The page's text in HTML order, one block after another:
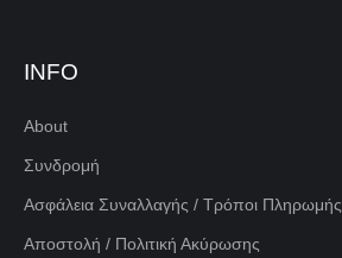
INFO
About
Συνδρομή
Ασφάλεια Συναλλαγής / Τρόποι Πληρωμής
Αποστολή / Πολιτική Ακύρωσης